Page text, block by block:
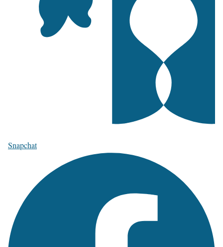
Snapchat